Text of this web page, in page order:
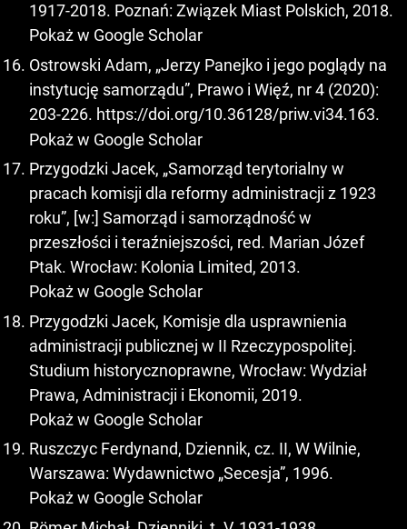
1917-2018. Poznań: Związek Miast Polskich, 2018.
Pokaż w Google Scholar
Ostrowski Adam, „Jerzy Panejko i jego poglądy na
instytucję samorządu”, Prawo i Więź, nr 4 (2020):
203-226. https://doi.org/10.36128/priw.vi34.163.
Pokaż w Google Scholar
Przygodzki Jacek, „Samorząd terytorialny w
pracach komisji dla reformy administracji z 1923
roku”, [w:] Samorząd i samorządność w
przeszłości i teraźniejszości, red. Marian Józef
Ptak. Wrocław: Kolonia Limited, 2013.
Pokaż w Google Scholar
Przygodzki Jacek, Komisje dla usprawnienia
administracji publicznej w II Rzeczypospolitej.
Studium historycznoprawne, Wrocław: Wydział
Prawa, Administracji i Ekonomii, 2019.
Pokaż w Google Scholar
Ruszczyc Ferdynand, Dziennik, cz. II, W Wilnie,
Warszawa: Wydawnictwo „Secesja”, 1996.
Pokaż w Google Scholar